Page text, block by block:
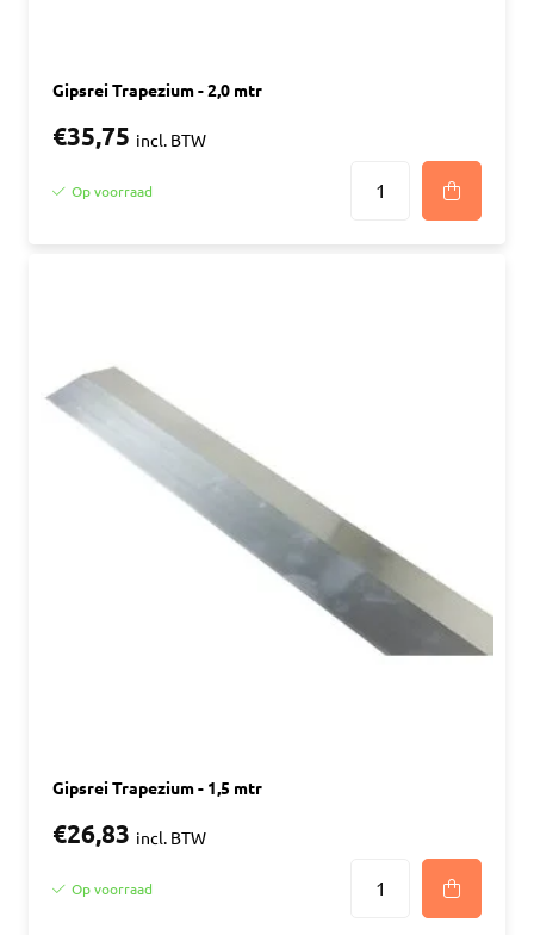
Gipsrei Trapezium - 2,0 mtr
€35,75 incl. BTW
Op voorraad
Gipsrei Trapezium - 1,5 mtr
€26,83 incl. BTW
Op voorraad